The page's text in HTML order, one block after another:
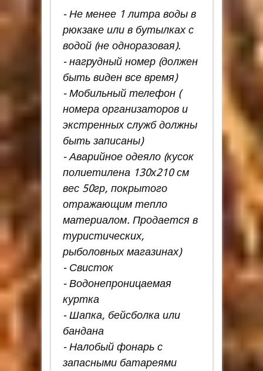
- Не менее 1 литра воды в
рюкзаке или в бутылках с
водой (не одноразовая).
- нагрудный номер (должен
быть виден все время)
- Мобильный телефон (
номера организаторов и
экстренных служб должны
быть записаны)
- Аварийное одеяло (кусок
полиетилена 130х210 см
вес 50гр, покрытого
отражающим тепло
материалом. Продается в
туристических,
рыболовных магазинах)
- Свисток
- Водонепроницаемая
куртка
- Шапка, бейсболка или
бандана
- Налобый фонарь с
запасными батареями